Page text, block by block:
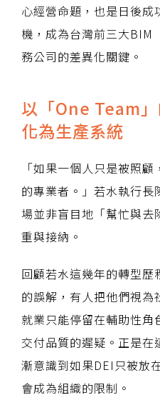
心經營命題，也是日後成
機，成為台灣前三大BIM
務公司的差異化關鍵。
以「One Team
化為生產系統
「如果一個人只是被照
的專業者。」若水執行
場並非盲目地「幫忙與去
重與接納。
回顧若水這幾年的轉型
的誤解，有人把他們視
就業只能停留在輔助性
交付品質的遲疑。正是
漸意識到如果DEI只被放
會成為組織的限制。